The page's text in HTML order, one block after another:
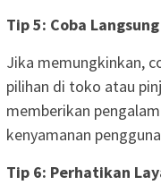
Tip 5: Coba
Jika memungkinkan,
pilihan di toko atau
memberikan
kenyamanan
Tip 6: Perhatikan